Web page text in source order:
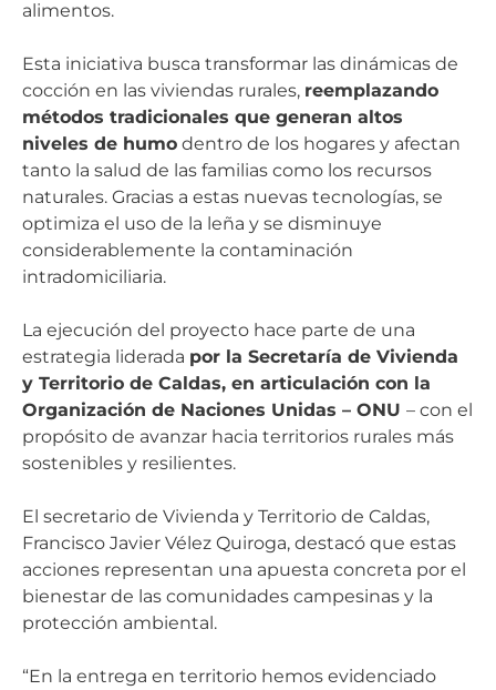
alimentos.
Esta iniciativa busca transformar las dinámicas de
cocción en las viviendas rurales, reemplazando
métodos tradicionales que generan altos
niveles de humo dentro de los hogares y afectan
tanto la salud de las familias como los recursos
naturales. Gracias a estas nuevas tecnologías, se
optimiza el uso de la leña y se disminuye
considerablemente la contaminación
intradomiciliaria.
La ejecución del proyecto hace parte de una
estrategia liderada por la Secretaría de Vivienda
y Territorio de Caldas, en articulación con la
Organización de Naciones Unidas – ONU – con el
propósito de avanzar hacia territorios rurales más
sostenibles y resilientes.
El secretario de Vivienda y Territorio de Caldas,
Francisco Javier Vélez Quiroga, destacó que estas
acciones representan una apuesta concreta por el
bienestar de las comunidades campesinas y la
protección ambiental.
“En la entrega en territorio hemos evidenciado